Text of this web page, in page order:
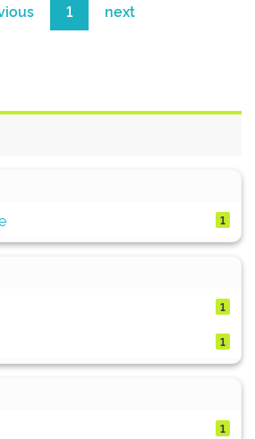
1 next
1
1
1
1